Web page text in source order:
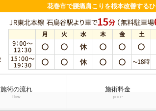
花巻市で腰痛肩こりを根本改善する
施術の流れ
flow
施術料金
price